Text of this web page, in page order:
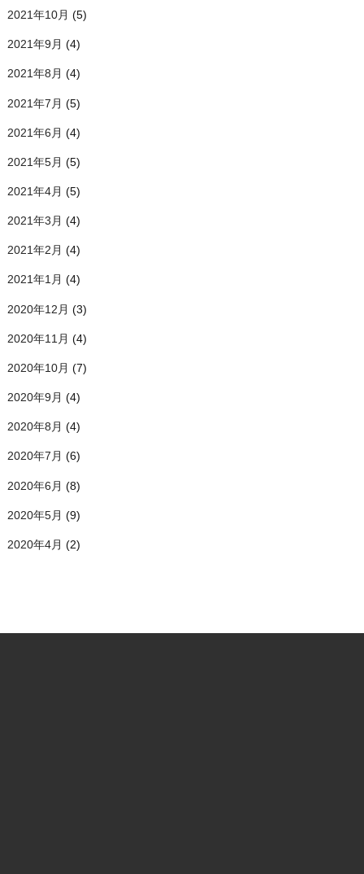
2021年10月 (5)
2021年9月 (4)
2021年8月 (4)
2021年7月 (5)
2021年6月 (4)
2021年5月 (5)
2021年4月 (5)
2021年3月 (4)
2021年2月 (4)
2021年1月 (4)
2020年12月 (3)
2020年11月 (4)
2020年10月 (7)
2020年9月 (4)
2020年8月 (4)
2020年7月 (6)
2020年6月 (8)
2020年5月 (9)
2020年4月 (2)